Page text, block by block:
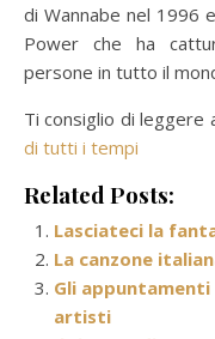
di Wannabe nel 1996
Power che ha
persone in tutto il
Ti consiglio di leggere
di tutti i tempi
Related Posts:
Lasciateci la
La canzone
Gli
artisti